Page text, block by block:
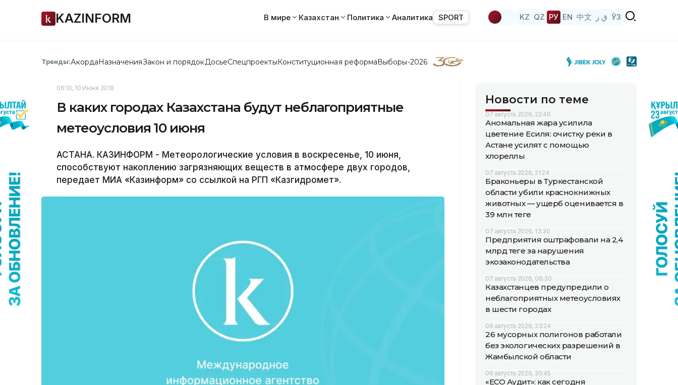
KAZINFORM В мире Казахстан Политика Аналитика SPORT KZ QZ РУ EN 中文 ق ز ЎЗ
Тренды:АкордаНазначенияЗакон и порядок ДосьеСпецпроектыКонституционная реформаВыборы-2026
06:10, 10 Июня 2018
В каких городах Казахстана будут неблагоприятные
метеоусловия 10 июня
АСТАНА. КАЗИНФОРМ - Метеорологические условия в воскресенье, 10 июня,
способствуют накоплению загрязняющих веществ в атмосфере двух городов,
передает МИА «Казинформ» со ссылкой на РГП «Казгидромет».
Новости по теме
07 августа 2026, 22:46
Аномальная жара усилила
цветение Есиля: очистку реки в
Астане усилят с помощью
хлореллы
07 августа 2026, 21:24
Браконьеры в Туркестанской
области убили краснокнижных
животных — ущерб оценивается в
39 млн теңге
07 августа 2026, 13:30
Предприятия оштрафовали на 2,4
млрд теңге за нарушения
экозаконодательства
07 августа 2026, 06:30
Казахстанцев предупредили о
неблагоприятных метеоусловиях
в шести городах
06 августа 2026, 23:24
26 мусорных полигонов работали
без экологических разрешений в
Жамбылской области
06 августа 2026, 20:45
«ECO Аудит»: как сегодня